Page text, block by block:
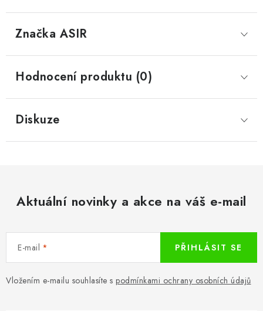
Značka ASIR
Hodnocení produktu (0)
Diskuze
Aktuální novinky a akce na váš e-mail
E-mail
Vložením e-mailu souhlasíte s podmínkami ochrany osobních údajů
PŘIHLÁSIT SE